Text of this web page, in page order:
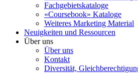
Fachgebietskataloge
«Coursebook» Kataloge
Weiteres Marketing Material
Neuigkeiten und Ressourcen
Über uns
Über uns
Kontakt
Diversität,